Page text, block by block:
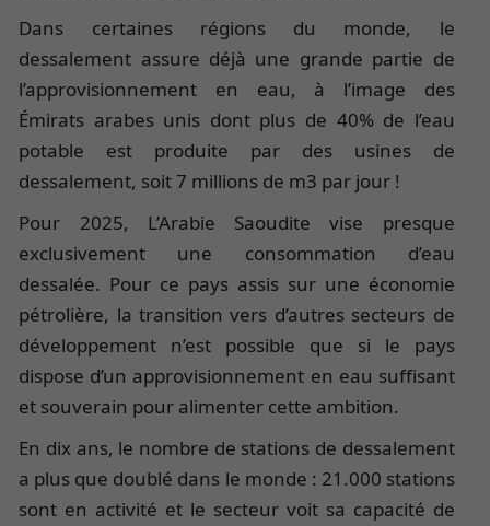
Dans certaines régions du monde, le
dessalement assure déjà une grande partie de
l’approvisionnement en eau, à l’image des
Émirats arabes unis dont plus de 40% de l’eau
potable est produite par des usines de
dessalement, soit 7 millions de m3 par jour !
Pour 2025, L’Arabie Saoudite vise presque
exclusivement une consommation d’eau
dessalée. Pour ce pays assis sur une économie
pétrolière, la transition vers d’autres secteurs de
développement n’est possible que si le pays
dispose d’un approvisionnement en eau suffisant
et souverain pour alimenter cette ambition.
En dix ans, le nombre de stations de dessalement
a plus que doublé dans le monde : 21.000 stations
sont en activité et le secteur voit sa capacité de